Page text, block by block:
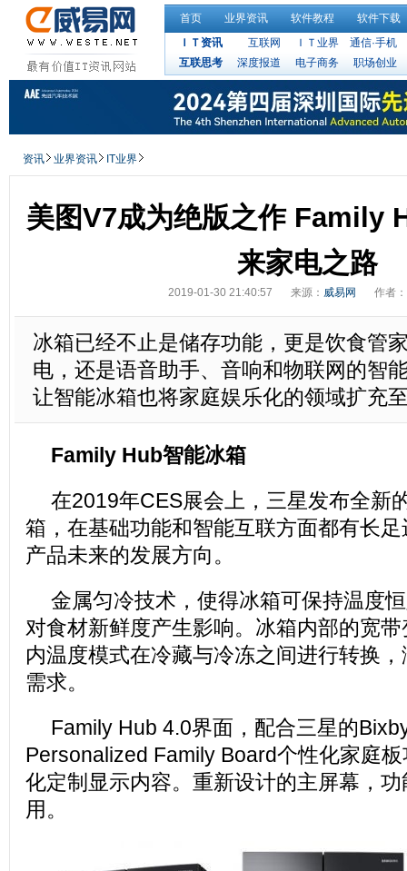
首页 业界资讯 软件教程
软件下载
ＩＴ资讯
互联网 ＩＴ业界
通信·手机
互联思考
深度报道 电子商务 职场创业
资讯 业界资讯 IT业界
美图V7成为绝版之作 Family
来家电之路
2019-01-30 21:40:57 来源： 威易网 作者
冰箱已经不止是储存功能，更是饮食管
电，还是语音助手、音响和物联网的智
让智能冰箱也将家庭娱乐化的领域扩充
Family Hub智能冰箱
在2019年CES展会上，三星发布全新
箱，在基础功能和智能互联方面都有长
产品未来的发展方向。
金属匀冷技术，使得冰箱可保持温度
对食材新鲜度产生影响。冰箱内部的宽
内温度模式在冷藏与冷冻之间进行转换
需求。
Family Hub 4.0界面，配合三星的
Personalized Family Board个性化家庭
化定制显示内容。重新设计的主屏幕，
用。